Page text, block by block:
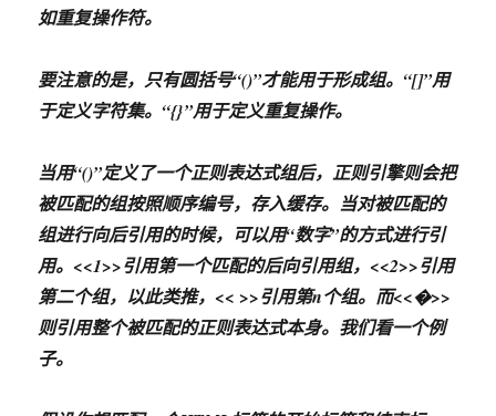
如重复操作符。
要注意的是，只有圆括号“()”才能用于形成组。“[]”用
于定义字符集。“{}”用于定义重复操作。
当用“()”定义了一个正则表达式组后，正则引擎则会把
被匹配的组按照顺序编号，存入缓存。当对被匹配的
组进行向后引用的时候，可以用“数字”的方式进行引
用。<<1>>引用第一个匹配的后向引用组，<<2>>引用
第二个组，以此类推，<< >>引用第n个组。而<<�>>
则引用整个被匹配的正则表达式本身。我们看一个例
子。